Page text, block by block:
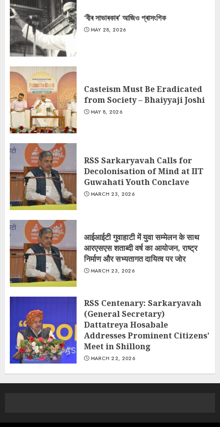
‘বীৰ সাভাৰকাৰ’ আজিও প্ৰাসংগিক
MAY 28, 2026
Casteism Must Be Eradicated
from Society – Bhaiyyaji Joshi
MAY 8, 2026
RSS Sarkaryavah Calls for
Decolonisation of Mind at IIT
Guwahati Youth Conclave
MARCH 23, 2026
आईआईटी गुवाहाटी में युवा सम्मेलन के साथ
आरएसएस शताब्दी वर्ष का आयोजन, राष्ट्र
निर्माण और सभ्यतागत दायित्व पर जोर
MARCH 23, 2026
RSS Centenary: Sarkaryavah
(General Secretary)
Dattatreya Hosabale
Addresses Prominent Citizens’
Meet in Shillong
MARCH 22, 2026